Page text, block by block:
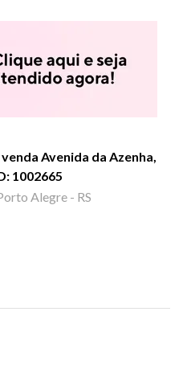
Avenida da Azenha,
1002665
Alegre - RS